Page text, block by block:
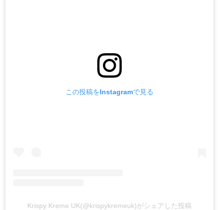
この投稿をInstagramで見る
Krispy Kreme UK(@krispykremeuk)がシェアした投稿